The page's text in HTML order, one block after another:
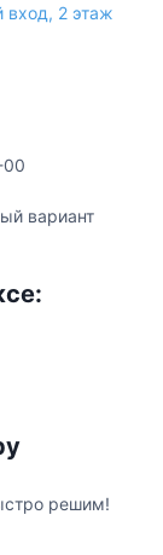
вход, 2 этаж
00
вариант
решим!